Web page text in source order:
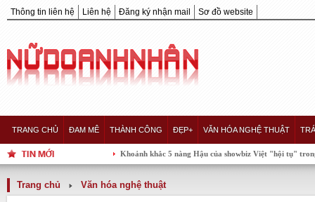
Thông tin liên hệ Liên hệ Đăng ký nhận mail Sơ đồ website
TRANG CHỦ ĐAM MÊ THÀNH CÔNG ĐẸP+ VĂN HÓA NGHỆ THUẬT
Khoảnh khắc 5 nàng Hậu của showbiz Việt "hội tụ" trong một
Trang chủ Văn hóa nghệ thuật